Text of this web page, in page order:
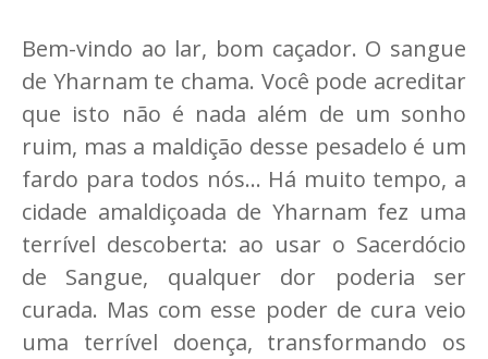
Bem-vindo ao lar, bom caçador. O sangue
de Yharnam te chama. Você pode acreditar
que isto não é nada além de um sonho
ruim, mas a maldição desse pesadelo é um
fardo para todos nós... Há muito tempo, a
cidade amaldiçoada de Yharnam fez uma
terrível descoberta: ao usar o Sacerdócio
de Sangue, qualquer dor poderia ser
curada. Mas com esse poder de cura veio
uma terrível doença, transformando os